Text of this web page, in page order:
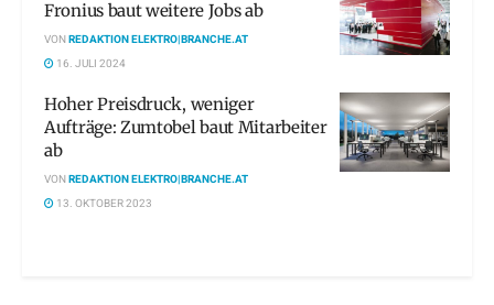
Fronius baut weitere Jobs ab
VONREDAKTION ELEKTRO|BRANCHE.AT
16. JULI 2024
Hoher Preisdruck, weniger
Aufträge: Zumtobel baut Mitarbeiter
ab
VONREDAKTION ELEKTRO|BRANCHE.AT
13. OKTOBER 2023